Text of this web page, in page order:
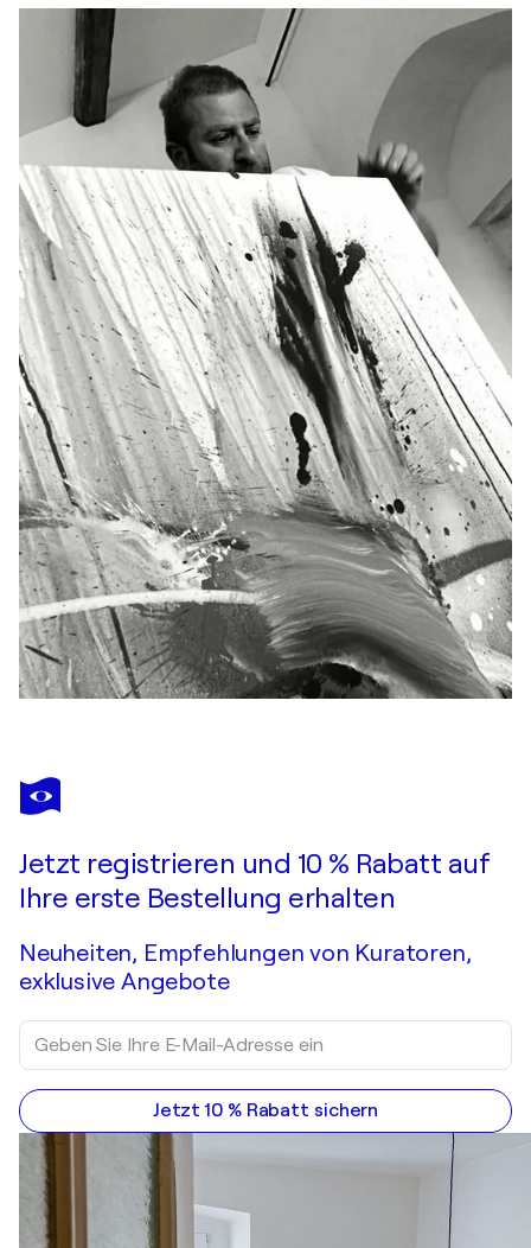
Jetzt registrieren und 10 % Rabatt auf
Ihre erste Bestellung erhalten
Neuheiten, Empfehlungen von Kuratoren,
exklusive Angebote
Jetzt 10 % Rabatt sichern